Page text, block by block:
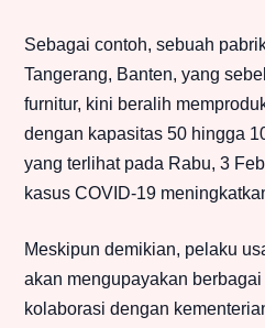
Sebagai contoh, sebuah
Tangerang, Banten, yang
furnitur, kini beralih
dengan kapasitas 50 hingga
yang terlihat pada Rabu, 3
kasus COVID-19
Meskipun demikian, pelaku
akan mengupayakan
kolaborasi dengan